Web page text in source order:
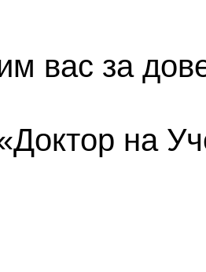
вас за
на